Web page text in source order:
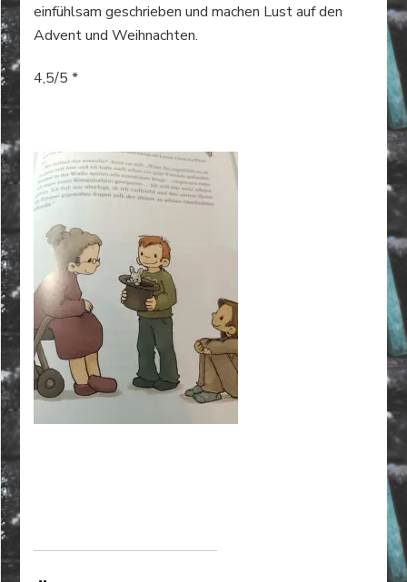
einfühlsam geschrieben und machen Lust auf den
Advent und Weihnachten.
4,5/5 *